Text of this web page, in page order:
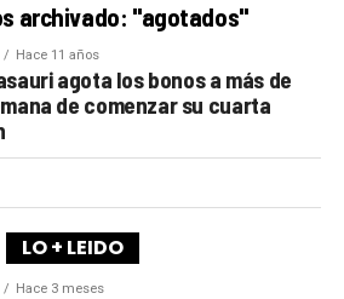
archivado: "agotados"
Hace 11 años
agota los bonos a más de
de comenzar su cuarta
LO + LEIDO
Hace 3 meses